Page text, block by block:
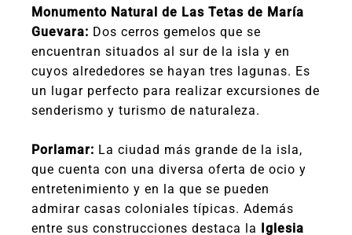
Monumento Natural de Las Tetas de María
Guevara: Dos cerros gemelos que se
encuentran situados al sur de la isla y en
cuyos alrededores se hayan tres lagunas. Es
un lugar perfecto para realizar excursiones de
senderismo y turismo de naturaleza.
Porlamar: La ciudad más grande de la isla,
que cuenta con una diversa oferta de ocio y
entretenimiento y en la que se pueden
admirar casas coloniales típicas. Además
entre sus construcciones destaca la Iglesia